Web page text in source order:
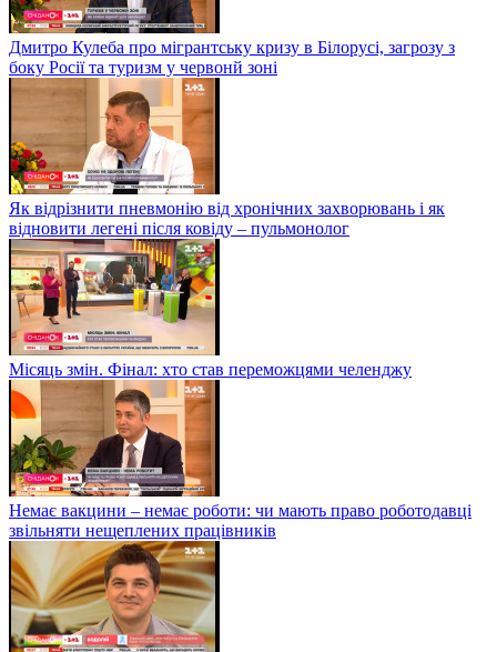
Дмитро Кулеба про мігрантську кризу в Білорусі, загрозу з
боку Росії та туризм у червонй зоні
Як відрізнити пневмонію від хронічних захворювань і як
відновити легені після ковіду – пульмонолог
Місяць змін. Фінал: хто став переможцями челенджу
Немає вакцини – немає роботи: чи мають право роботодавці
звільняти нещеплених працівників